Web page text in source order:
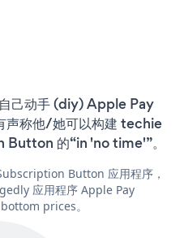
己动手 (diy) Apple Pay
称他/她可以构建 techie
的“in 'no time'”。
Button 应用程序，
应用程序 Apple Pay
prices。